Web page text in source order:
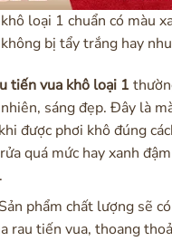
loại 1 chuẩn có màu
bị tẩy trắng hay
tiến vua khô loại 1
sáng đẹp. Đây là
được phơi khô đúng
quá mức hay xanh
phẩm chất lượng sẽ
rau tiến vua, thoang